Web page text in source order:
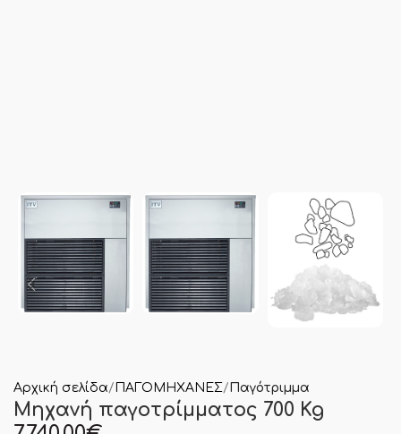
Αρχική σελίδα ΠΑΓΟΜΗΧΑΝΕΣ Παγότριμμα
Μηχανή παγοτρίμματος 700 Kg